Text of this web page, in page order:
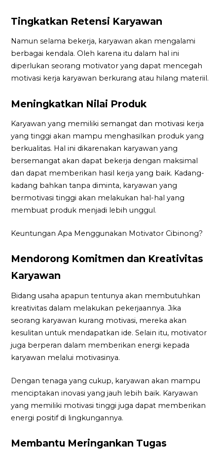
Tingkatkan Retensi Karyawan
Namun selama bekerja, karyawan akan mengalami
berbagai kendala. Oleh karena itu dalam hal ini
diperlukan seorang motivator yang dapat mencegah
motivasi kerja karyawan berkurang atau hilang materiil.
Meningkatkan Nilai Produk
Karyawan yang memiliki semangat dan motivasi kerja
yang tinggi akan mampu menghasilkan produk yang
berkualitas. Hal ini dikarenakan karyawan yang
bersemangat akan dapat bekerja dengan maksimal
dan dapat memberikan hasil kerja yang baik. Kadang-
kadang bahkan tanpa diminta, karyawan yang
bermotivasi tinggi akan melakukan hal-hal yang
membuat produk menjadi lebih unggul.
Keuntungan Apa Menggunakan Motivator Cibinong?
Mendorong Komitmen dan Kreativitas
Karyawan
Bidang usaha apapun tentunya akan membutuhkan
kreativitas dalam melakukan pekerjaannya. Jika
seorang karyawan kurang motivasi, mereka akan
kesulitan untuk mendapatkan ide. Selain itu, motivator
juga berperan dalam memberikan energi kepada
karyawan melalui motivasinya.
Dengan tenaga yang cukup, karyawan akan mampu
menciptakan inovasi yang jauh lebih baik. Karyawan
yang memiliki motivasi tinggi juga dapat memberikan
energi positif di lingkungannya.
Membantu Meringankan Tugas